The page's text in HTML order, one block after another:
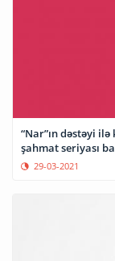
“Nar”ın dəstəyi
şahmat seriyası
29-03-2021